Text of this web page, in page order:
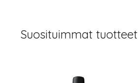
Suosituimmat tuotteet